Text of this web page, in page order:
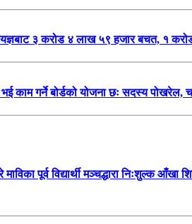
३ करोड ४ लाख ५९ हजार बचत, १
भई काम गर्ने बोर्डको योजना छः सदस्य
पूर्व विद्यार्थी मञ्चद्धारा निःशुल्क